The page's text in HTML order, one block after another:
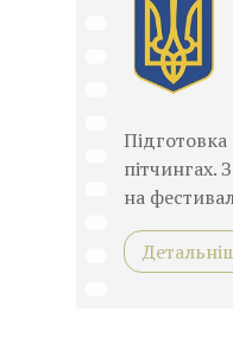
Підготовка
пітчингах.
на